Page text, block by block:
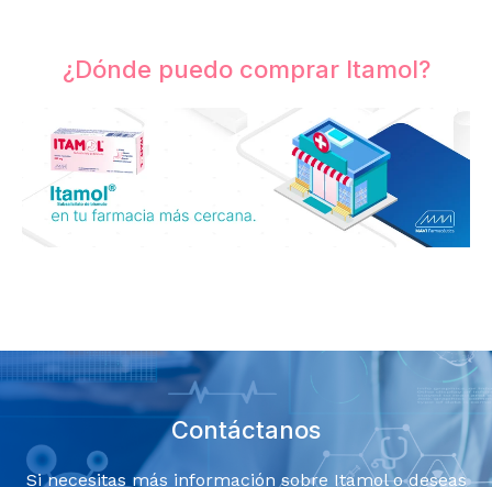
¿Dónde puedo comprar Itamol?
Contáctanos
Si necesitas más información sobre Itamol o deseas